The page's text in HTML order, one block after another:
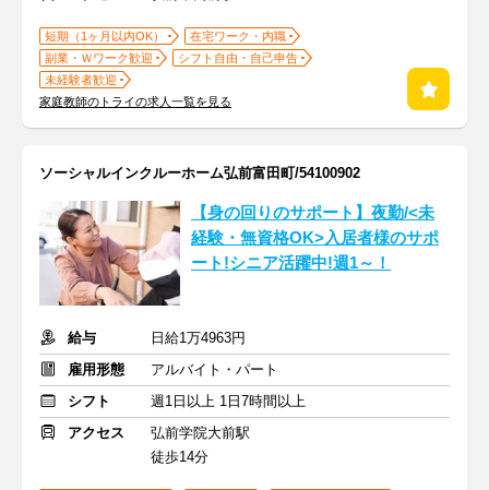
短期（1ヶ月以内OK）
在宅ワーク・内職
副業・Ｗワーク歓迎
シフト自由・自己申告
未経験者歓迎
家庭教師のトライの求人一覧を見る
ソーシャルインクルーホーム弘前富田町/54100902
【身の回りのサポート】夜勤/<未
経験・無資格OK>入居者様のサポ
ート!シニア活躍中!週1～！
給与
日給1万4963円
雇用形態
アルバイト・パート
シフト
週1日以上 1日7時間以上
アクセス
弘前学院大前駅
徒歩14分